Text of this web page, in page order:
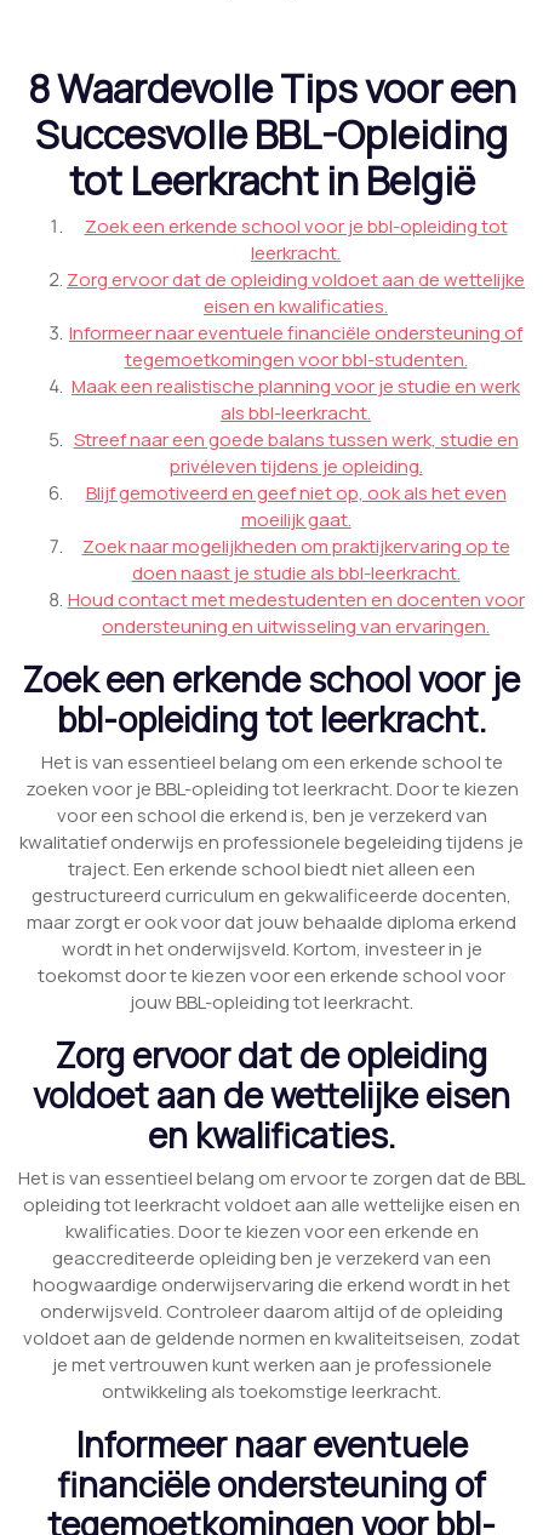
8 Waardevolle Tips voor een
Succesvolle BBL-Opleiding
tot Leerkracht in België
Zoek een erkende school voor je bbl-opleiding tot
leerkracht.
Zorg ervoor dat de opleiding voldoet aan de wettelijke
eisen en kwalificaties.
Informeer naar eventuele financiële ondersteuning of
tegemoetkomingen voor bbl-studenten.
Maak een realistische planning voor je studie en werk
als bbl-leerkracht.
Streef naar een goede balans tussen werk, studie en
privéleven tijdens je opleiding.
Blijf gemotiveerd en geef niet op, ook als het even
moeilijk gaat.
Zoek naar mogelijkheden om praktijkervaring op te
doen naast je studie als bbl-leerkracht.
Houd contact met medestudenten en docenten voor
ondersteuning en uitwisseling van ervaringen.
Zoek een erkende school voor je
bbl-opleiding tot leerkracht.
Het is van essentieel belang om een erkende school te
zoeken voor je BBL-opleiding tot leerkracht. Door te kiezen
voor een school die erkend is, ben je verzekerd van
kwalitatief onderwijs en professionele begeleiding tijdens je
traject. Een erkende school biedt niet alleen een
gestructureerd curriculum en gekwalificeerde docenten,
maar zorgt er ook voor dat jouw behaalde diploma erkend
wordt in het onderwijsveld. Kortom, investeer in je
toekomst door te kiezen voor een erkende school voor
jouw BBL-opleiding tot leerkracht.
Zorg ervoor dat de opleiding
voldoet aan de wettelijke eisen
en kwalificaties.
Het is van essentieel belang om ervoor te zorgen dat de BBL
opleiding tot leerkracht voldoet aan alle wettelijke eisen en
kwalificaties. Door te kiezen voor een erkende en
geaccrediteerde opleiding ben je verzekerd van een
hoogwaardige onderwijservaring die erkend wordt in het
onderwijsveld. Controleer daarom altijd of de opleiding
voldoet aan de geldende normen en kwaliteitseisen, zodat
je met vertrouwen kunt werken aan je professionele
ontwikkeling als toekomstige leerkracht.
Informeer naar eventuele
financiële ondersteuning of
tegemoetkomingen voor bbl-